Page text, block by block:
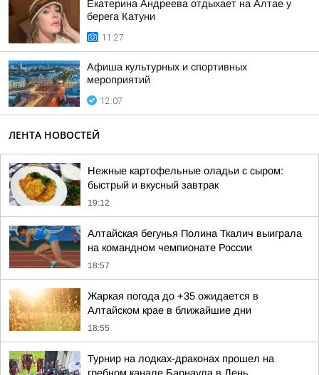
Екатерина Андреева отдыхает на Алтае у
берега Катуни
11:27
Афиша культурных и спортивных
мероприятий
12:07
ЛЕНТА НОВОСТЕЙ
Нежные картофельные оладьи с сыром:
быстрый и вкусный завтрак
19:12
Алтайская бегунья Полина Ткалич выиграла
на командном чемпионате России
18:57
Жаркая погода до +35 ожидается в
Алтайском крае в ближайшие дни
18:55
Турнир на лодках-драконах прошел на